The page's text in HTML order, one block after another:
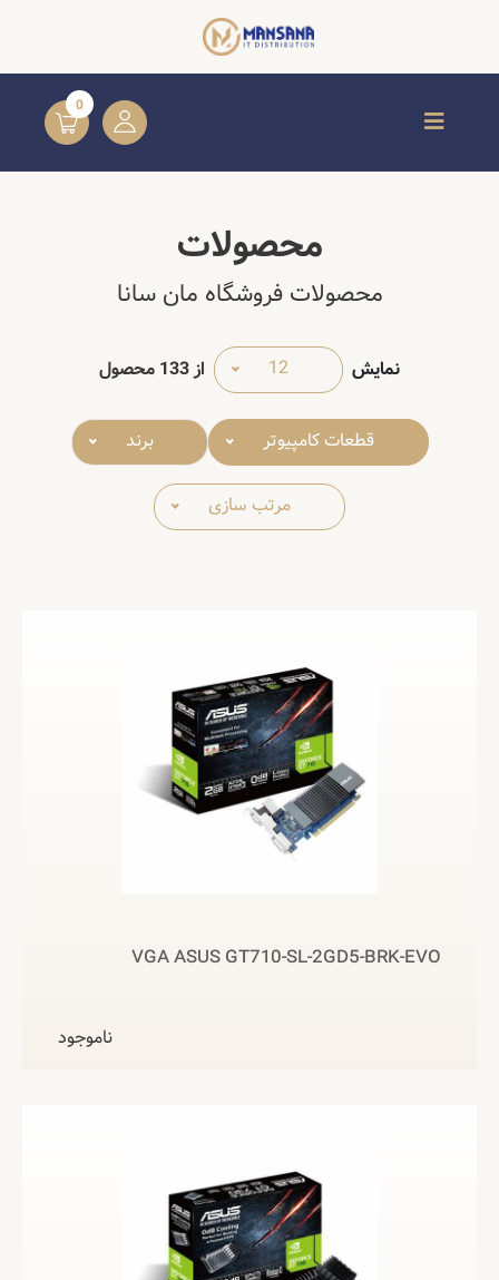
0
محصولات
محصولات فروشگاه مان سانا
نمایش 12 از133 محصول
قطعات کامپیوتر برند
مرتب سازی
VGA ASUS GT710-SL-2GD5-BRK-EVO
ناموجود